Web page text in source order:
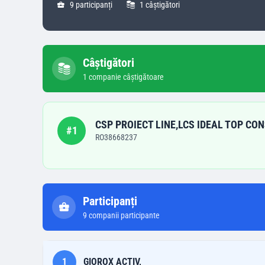
9 participanți 1 câștigători
Câștigători
1 companie câștigătoare
#1 CSP PROIECT LINE,LCS IDEAL TOP
RO38668237
Participanți
9 companii participante
1 GIOROX ACTIV,